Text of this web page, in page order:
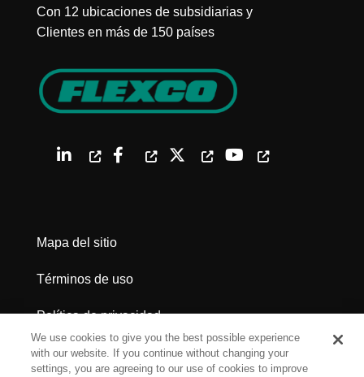
Con 12 ubicaciones de subsidiarias y
Clientes en más de 150 países
Mapa del sitio
Términos de uso
Política de privacidad
Advertencias legales
We use cookies to give you the best possible experience
with our website. If you continue without changing your
settings, you are agreeing to our use of cookies to improve